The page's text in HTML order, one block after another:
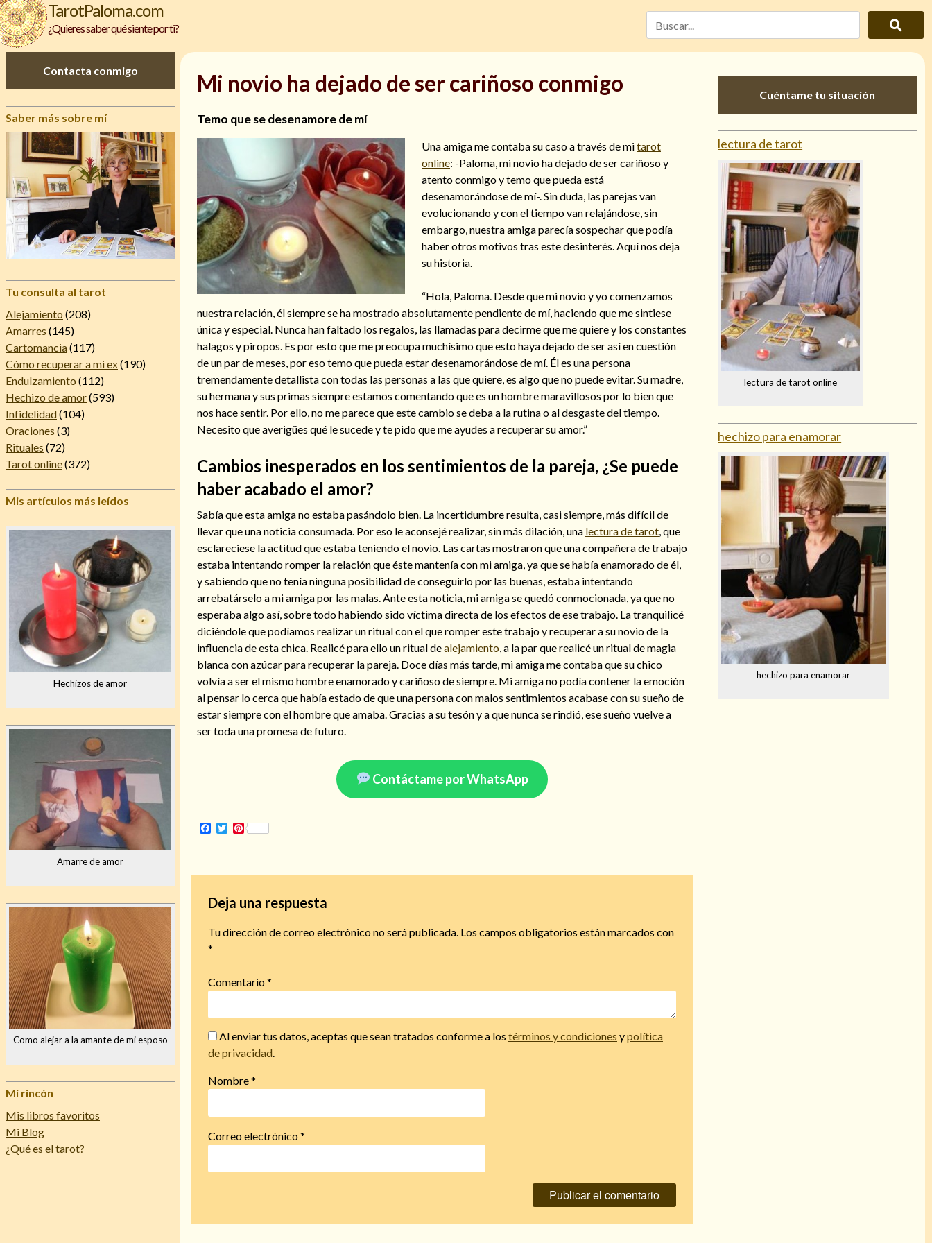
TarotPaloma.com
¿Quieres saber qué siente por ti?
Contacta conmigo
Saber más sobre mí
Tu consulta al tarot
Alejamiento (208)
Amarres (145)
Cartomancia(117)
Cómo recuperar a mi ex(190)
Endulzamiento (112)
Hechizo de amor(593)
Infidelidad(104)
Oraciones (3)
Rituales (72)
Tarot online(372)
Mis artículos más leídos
Hechizos de amor
Amarre de amor
Como alejar a la amante de mi esposo
Mi rincón
Mis libros favoritos
Mi Blog
¿Qué es el tarot?
Mi novio ha dejado de ser cariñoso conmigo
Temo que se desenamore de mí
Una amiga me contaba su caso a través de mitarot
online: -Paloma, mi novio ha dejado de ser cariñoso y
atento conmigo y temo que pueda está
desenamorándose de mí-. Sin duda, las parejas van
evolucionando y con el tiempo van relajándose, sin
embargo, nuestra amiga parecía sospechar que podía
haber otros motivos tras este desinterés. Aquí nos deja
su historia.
“Hola, Paloma. Desde que mi novio y yo comenzamos
nuestra relación, él siempre se ha mostrado absolutamente pendiente de mí, haciendo que me sintiese
única y especial. Nunca han faltado los regalos, las llamadas para decirme que me quiere y los constantes
halagos y piropos. Es por esto que me preocupa muchísimo que esto haya dejado de ser así en cuestión
de un par de meses, por eso temo que pueda estar desenamorándose de mí. Él es una persona
tremendamente detallista con todas las personas a las que quiere, es algo que no puede evitar. Su madre,
su hermana y sus primas siempre estamos comentando que es un hombre maravillosos por lo bien que
nos hace sentir. Por ello, no me parece que este cambio se deba a la rutina o al desgaste del tiempo.
Necesito que averigües qué le sucede y te pido que me ayudes a recuperar su amor.”
Cambios inesperados en los sentimientos de la pareja, ¿Se puede
haber acabado el amor?
Sabía que esta amiga no estaba pasándolo bien. La incertidumbre resulta, casi siempre, más difícil de
llevar que una noticia consumada. Por eso le aconsejé realizar, sin más dilación, una lectura de tarot , que
esclareciese la actitud que estaba teniendo el novio. Las cartas mostraron que una compañera de trabajo
estaba intentando romper la relación que éste mantenía con mi amiga, ya que se había enamorado de él,
y sabiendo que no tenía ninguna posibilidad de conseguirlo por las buenas, estaba intentando
arrebatárselo a mi amiga por las malas. Ante esta noticia, mi amiga se quedó conmocionada, ya que no
esperaba algo así, sobre todo habiendo sido víctima directa de los efectos de ese trabajo. La tranquilicé
diciéndole que podíamos realizar un ritual con el que romper este trabajo y recuperar a su novio de la
influencia de esta chica. Realicé para ello un ritual dealejamiento , a la par que realicé un ritual de magia
blanca con azúcar para recuperar la pareja. Doce días más tarde, mi amiga me contaba que su chico
volvía a ser el mismo hombre enamorado y cariñoso de siempre. Mi amiga no podía contener la emoción
al pensar lo cerca que había estado de que una persona con malos sentimientos acabase con su sueño de
estar siempre con el hombre que amaba. Gracias a su tesón y a que nunca se rindió, ese sueño vuelve a
ser toda una promesa de futuro.
Contáctame por WhatsApp
Facebook
Twitter
Pinterest
Deja una respuesta
Tu dirección de correo electrónico no será publicada. Los campos obligatorios están marcados con
*
Comentario*
Al enviar tus datos, aceptas que sean tratados conforme a los términos y condiciones ypolítica
de privacidad
Nombre*
Correo electrónico*
Cuéntame tu situación
lectura de tarot
lectura de tarot online
hechizo para enamorar
hechizo para enamorar